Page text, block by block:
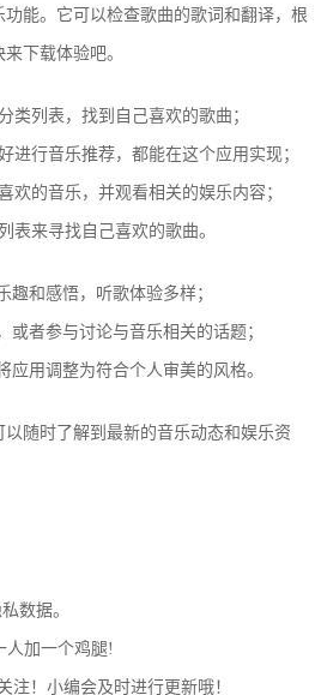
能。它可以检查歌曲的歌词和翻译，根
下载体验吧。
类列表，找到自己喜欢的歌曲；
行音乐推荐，都能在这个应用实现；
的音乐，并观看相关的娱乐内容；
表来寻找自己喜欢的歌曲。
和感悟，听歌体验多样；
者参与讨论与音乐相关的话题；
用调整为符合个人审美的风格。
随时了解到最新的音乐动态和娱乐资
数据。
人加一个鸡腿!
注！小编会及时进行更新哦！